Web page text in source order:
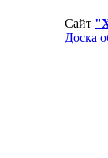
Сайт
Доска